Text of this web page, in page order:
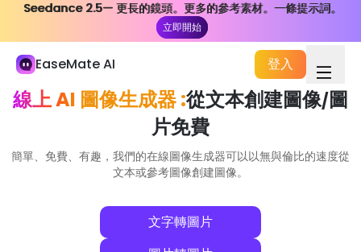
Seedance 2.5— 更長的鏡頭。更多的參考素材。一條提示詞。
立即開始
Seedance 2.5— 更長的鏡頭。更多的參考素材。一條提示詞。
立即開始
EaseMate AI 登入
我的媒體庫
學習與工作
AI 研究與調查
新建
線上 AI 圖像生成器 :從文本創建圖像/圖
片免費
簡單、免費、有趣，我們的在線圖像生成器可以以無與倫比的速度從
文本或參考圖像創建圖像。
文字轉圖片